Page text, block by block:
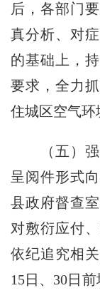
后，各部门
真分析、对
的基础上，
要求，全力
住城区空气环
（五）强
呈阅件形式
县政府督查
对敷衍应付
依纪追究相
15日、30日